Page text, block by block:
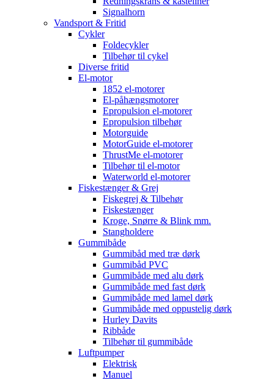
Signalhorn
Vandsport & Fritid
Cykler
Foldecykler
Tilbehør til cykel
Diverse fritid
El-motor
1852 el-motorer
El-påhængsmotorer
Epropulsion el-motorer
Epropulsion tilbehør
Motorguide
MotorGuide el-motorer
ThrustMe el-motorer
Tilbehør til el-motor
Waterworld el-motorer
Fiskestænger & Grej
Fiskegrej & Tilbehør
Fiskestænger
Kroge, Snørre & Blink mm.
Stangholdere
Gummibåde
Gummibåd med træ dørk
Gummibåd PVC
Gummibåde med alu dørk
Gummibåde med fast dørk
Gummibåde med lamel dørk
Gummibåde med oppustelig dørk
Hurley Davits
Ribbåde
Tilbehør til gummibåde
Luftpumper
Elektrisk
Manuel